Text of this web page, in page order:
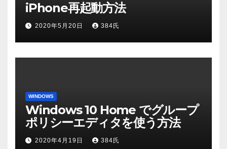
iPhone再起動方法
2020年5月20日 384氏
WINDOWS
Windows 10 Home でグループ
ポリシーエディタを使う方法
2020年4月19日 384氏